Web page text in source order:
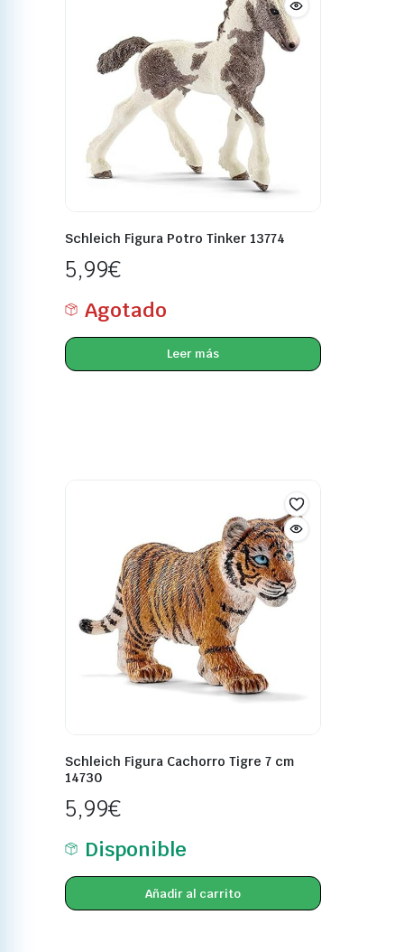
Schleich Figura Potro Tinker 13774
5,99€
Agotado
Leer más
Schleich Figura Cachorro Tigre 7 cm
14730
5,99€
Disponible
Añadir al carrito